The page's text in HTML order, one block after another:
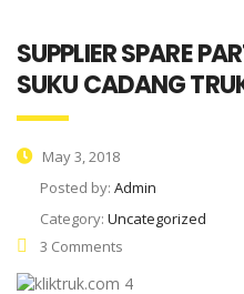
SUPPLIER SPARE
SUKU CADANG
May 3, 2018
Posted by: Admin
Category: Uncategorized
3 Comments